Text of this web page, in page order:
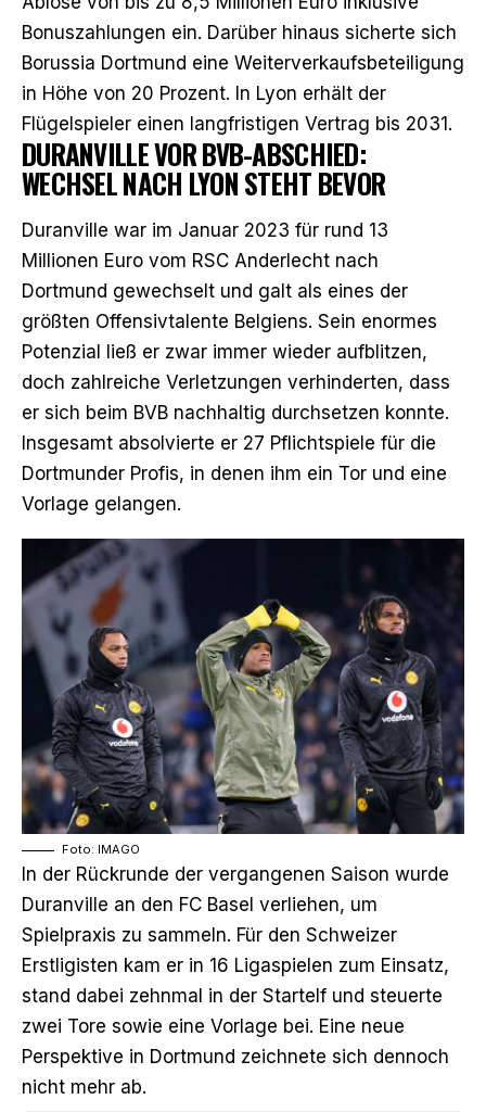
Bonuszahlungen ein. Darüber hinaus sicherte sich
Borussia Dortmund eine Weiterverkaufsbeteiligung
in Höhe von 20 Prozent. In Lyon erhält der
Flügelspieler einen langfristigen Vertrag bis 2031.
DURANVILLE VOR BVB-ABSCHIED:
WECHSEL NACH LYON STEHT BEVOR
Duranville war im Januar 2023 für rund 13
Millionen Euro vom RSC Anderlecht nach
Dortmund gewechselt und galt als eines der
größten Offensivtalente Belgiens. Sein enormes
Potenzial ließ er zwar immer wieder aufblitzen,
doch zahlreiche Verletzungen verhinderten, dass
er sich beim BVB nachhaltig durchsetzen konnte.
Insgesamt absolvierte er 27 Pflichtspiele für die
Dortmunder Profis, in denen ihm ein Tor und eine
Vorlage gelangen.
Foto: IMAGO
In der Rückrunde der vergangenen Saison wurde
Duranville an den FC Basel verliehen, um
Spielpraxis zu sammeln. Für den Schweizer
Erstligisten kam er in 16 Ligaspielen zum Einsatz,
stand dabei zehnmal in der Startelf und steuerte
zwei Tore sowie eine Vorlage bei. Eine neue
Perspektive in Dortmund zeichnete sich dennoch
nicht mehr ab.